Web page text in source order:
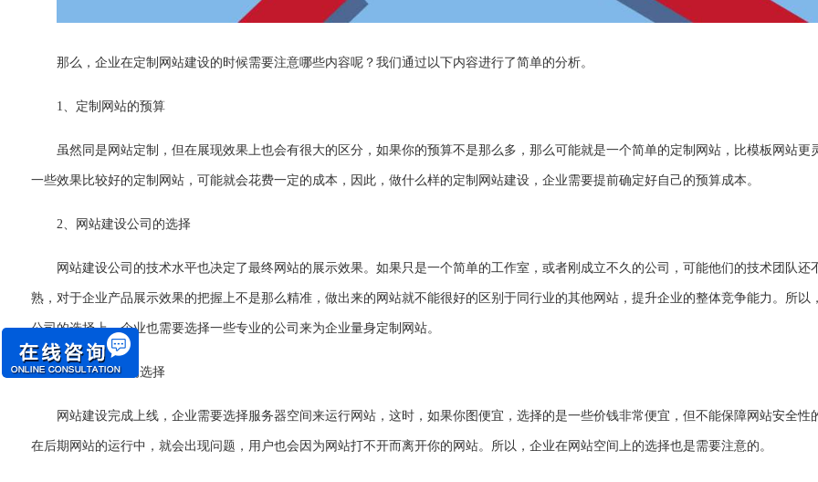
那么，企业在定制网站建设的时候需要注意哪些内容呢？我们通过以下内容进行了简单的分析。
1、定制网站的预算
虽然同是网站定制，但在展现效果上也会有很大的区分，如果你的预算不是那么多，那么可能就是一个简单的定制网站，比模板网站更
一些效果比较好的定制网站，可能就会花费一定的成本，因此，做什么样的定制网站建设，企业需要提前确定好自己的预算成本。
2、 网站建设公司的选择
网站建设公司的技术水平也决定了最终网站的展示效果。如果只是一个简单的工作室，或者刚成立不久的公司，可能他们的技术团队还
熟，对于企业产品展示效果的把握上不是那么精准，做出来的网站就不能很好的区别于同行业的其他网站，提升企业的整体竞争能力。所以
公司的选择上，企业也需要选择一些专业的公司来为企业量身定制网站。
3、网站空间的选择
网站建设完成上线，企业需要选择服务器空间来运行网站，这时，如果你图便宜，选择的是一些价钱非常便宜，但不能保障网站安全性
在后期网站的运行中，就会出现问题，用户也会因为网站打不开而离开你的网站。所以，企业在网站空间上的选择也是需要注意的。